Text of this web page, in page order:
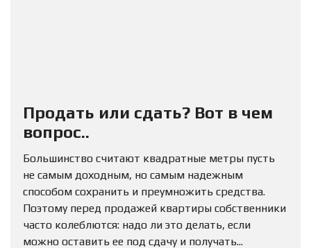
Продать или сдать? Вот в чем
вопрос..
Большинство считают квадратные метры пусть
не самым доходным, но самым надежным
способом сохранить и преумножить средства.
Поэтому перед продажей квартиры собственники
часто колеблются: надо ли это делать, если
можно оставить ее под сдачу и получать...